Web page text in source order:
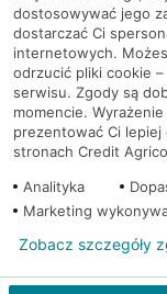
Regulamin serwisu
Mapa serwisu
PolitykaCookies
© 2026 Credit Agricole
dostosowywać jego
dostarczać Ci
internetowych.
odrzucić pliki cookie
serwisu. Zgody są
momencie.
prezentować Ci
stronach Credit
Analityka
Marketing
Zobacz szczegóły